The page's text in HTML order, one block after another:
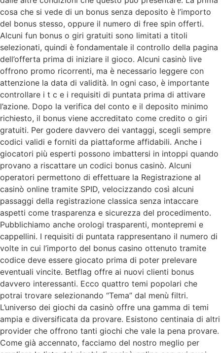
cosa che si vede di un bonus senza deposito è l’importo
del bonus stesso, oppure il numero di free spin offerti.
Alcuni fun bonus o giri gratuiti sono limitati a titoli
selezionati, quindi è fondamentale il controllo della pagina
dell’offerta prima di iniziare il gioco. Alcuni casinò live
offrono promo ricorrenti, ma è necessario leggere con
attenzione la data di validità. In ogni caso, è importante
controllare i t c e i requisiti di puntata prima di attivare
l’azione. Dopo la verifica del conto e il deposito minimo
richiesto, il bonus viene accreditato come credito o giri
gratuiti. Per godere davvero dei vantaggi, scegli sempre
codici validi e forniti da piattaforme affidabili. Anche i
giocatori più esperti possono imbattersi in intoppi quando
provano a riscattare un codici bonus casinò. Alcuni
operatori permettono di effettuare la Registrazione al
casinò online tramite SPID, velocizzando così alcuni
passaggi della registrazione classica senza intaccare
aspetti come trasparenza e sicurezza del procedimento.
Pubblichiamo anche orologi trasparenti, montepremi e
cappellini. I requisiti di puntata rappresentano il numero di
volte in cui l’importo del bonus casino ottenuto tramite
codice deve essere giocato prima di poter prelevare
eventuali vincite. Betflag offre ai nuovi clienti bonus
davvero interessanti. Ecco quattro temi popolari che
potrai trovare selezionando “Tema” dal menù filtri.
L’universo dei giochi da casinò offre una gamma di temi
ampia e diversificata da provare. Esistono centinaia di altri
provider che offrono tanti giochi che vale la pena provare.
Come già accennato, facciamo del nostro meglio per